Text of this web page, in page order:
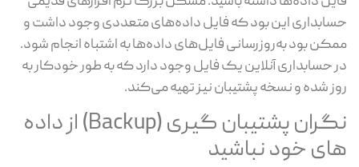
حسابداری این بود که فایل داده‌های متعددی وجود داشت و
ممکن بود به‌روزرسانی فایل‌های داده‌ها به اشتباه انجام شود.
در حسابداری آنلاین یک فایل وجود دارد که به طور خودکار به
روز شده و نسخه پشتیبان نیز تهیه می‌کند.
نگران پشتیبان گیری (Backup) از داده
های خود نباشید